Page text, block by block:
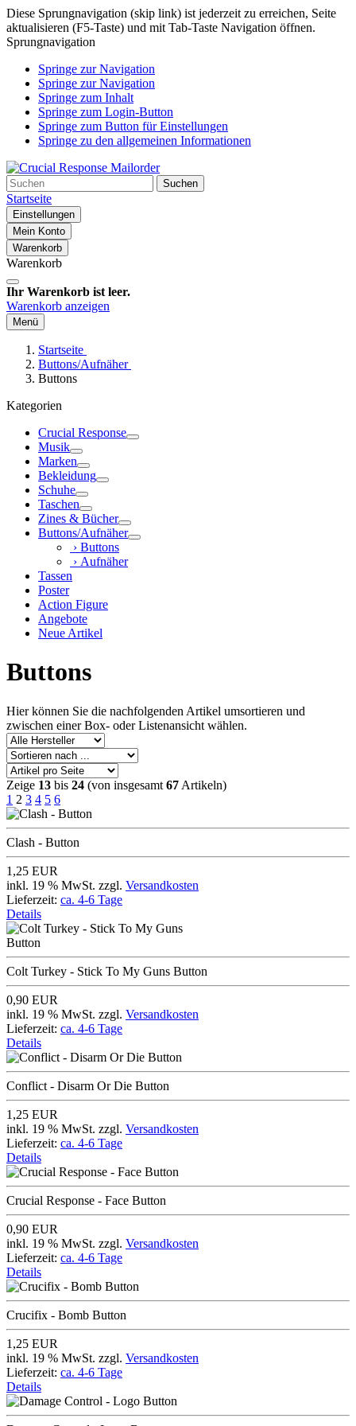
Diese Sprungnavigation (skip link) ist jederzeit zu erreichen, Seite
aktualisieren (F5-Taste) und mit Tab-Taste Navigation öffnen.
Sprungnavigation
Springe zur Navigation
Springe zur Navigation
Springe zum Inhalt
Springe zum Login-Button
Springe zum Button für Einstellungen
Springe zu den allgemeinen Informationen
Suchen
Startseite
Einstellungen
Mein Konto
Warenkorb
Warenkorb
Ihr Warenkorb ist leer.
Warenkorb anzeigen
Menü
Startseite
Buttons/Aufnäher
Buttons
Kategorien
Crucial Response
Musik
Marken
Bekleidung
Schuhe
Taschen
Zines & Bücher
Buttons/Aufnäher
› Buttons
› Aufnäher
Tassen
Poster
Action Figure
Angebote
Neue Artikel
Buttons
Hier können Sie die nachfolgenden Artikel umsortieren und
zwischen einer Box- oder Listenansicht wählen.
Zeige 13 bis 24 (von insgesamt 67 Artikeln)
1 2 3 4 5 6
Clash - Button
1,25 EUR
inkl. 19 % MwSt. zzgl. Versandkosten
Lieferzeit: ca. 4-6 Tage
Details
Colt Turkey - Stick To My Guns Button
0,90 EUR
inkl. 19 % MwSt. zzgl. Versandkosten
Lieferzeit: ca. 4-6 Tage
Details
Conflict - Disarm Or Die Button
1,25 EUR
inkl. 19 % MwSt. zzgl. Versandkosten
Lieferzeit: ca. 4-6 Tage
Details
Crucial Response - Face Button
0,90 EUR
inkl. 19 % MwSt. zzgl. Versandkosten
Lieferzeit: ca. 4-6 Tage
Details
Crucifix - Bomb Button
1,25 EUR
inkl. 19 % MwSt. zzgl. Versandkosten
Lieferzeit: ca. 4-6 Tage
Details